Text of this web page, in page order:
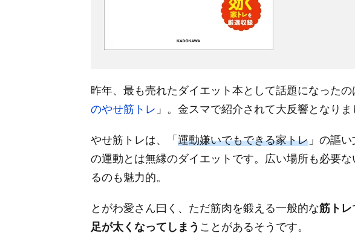
昨年、最も売れたダイエット本として話題になった
のやせ筋トレ 」。金スマで紹介されて大反響となりま
やせ筋トレは、「運動嫌いでもできる家トレ」の謳い
の運動とは無縁のダイエットです。広い場所も必要
るのも魅力的。
とがわ愛さん曰く、ただ筋肉を鍛える一般的な筋トレ
足が太くなってしまう ことがあるそうです。